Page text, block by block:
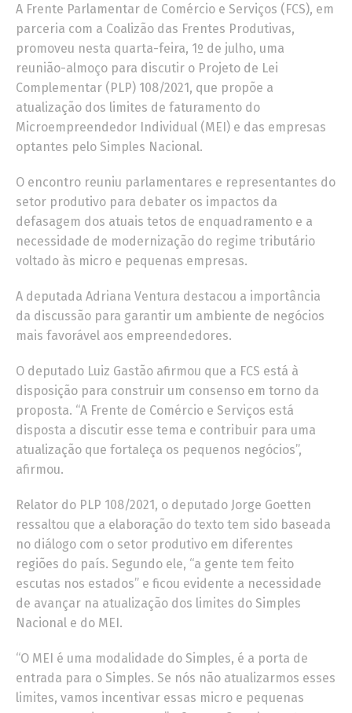
A Frente Parlamentar de Comércio e Serviços (FCS), em
parceria com a Coalizão das Frentes Produtivas,
promoveu nesta quarta-feira, 1º de julho, uma
reunião-almoço para discutir o Projeto de Lei
Complementar (PLP) 108/2021, que propõe a
atualização dos limites de faturamento do
Microempreendedor Individual (MEI) e das empresas
optantes pelo Simples Nacional.
O encontro reuniu parlamentares e representantes do
setor produtivo para debater os impactos da
defasagem dos atuais tetos de enquadramento e a
necessidade de modernização do regime tributário
voltado às micro e pequenas empresas.
A deputada Adriana Ventura destacou a importância
da discussão para garantir um ambiente de negócios
mais favorável aos empreendedores.
O deputado Luiz Gastão afirmou que a FCS está à
disposição para construir um consenso em torno da
proposta. “A Frente de Comércio e Serviços está
disposta a discutir esse tema e contribuir para uma
atualização que fortaleça os pequenos negócios”,
afirmou.
Relator do PLP 108/2021, o deputado Jorge Goetten
ressaltou que a elaboração do texto tem sido baseada
no diálogo com o setor produtivo em diferentes
regiões do país. Segundo ele, “a gente tem feito
escutas nos estados” e ficou evidente a necessidade
de avançar na atualização dos limites do Simples
Nacional e do MEI.
“O MEI é uma modalidade do Simples, é a porta de
entrada para o Simples. Se nós não atualizarmos esses
limites, vamos incentivar essas micro e pequenas